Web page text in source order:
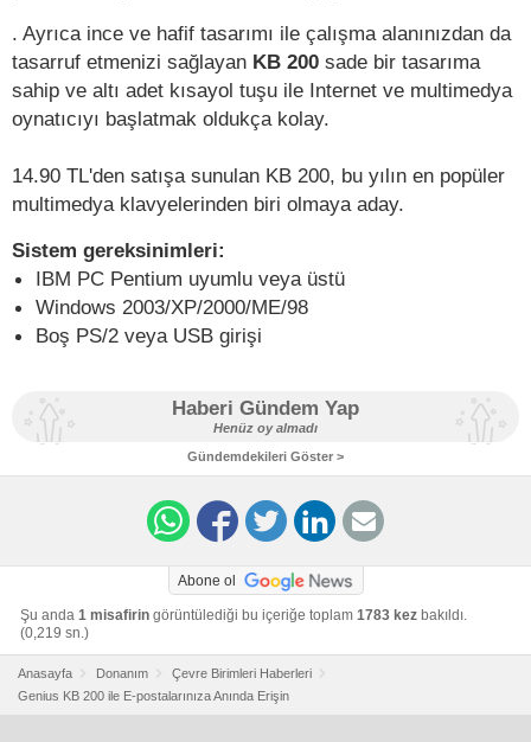
. Ayrıca ince ve hafif tasarımı ile çalışma alanınızdan da
tasarruf etmenizi sağlayan KB 200 sade bir tasarıma
sahip ve altı adet kısayol tuşu ile Internet ve multimedya
oynatıcıyı başlatmak oldukça kolay.
14.90 TL'den satışa sunulan KB 200, bu yılın en popüler
multimedya klavyelerinden biri olmaya aday.
Sistem gereksinimleri:
IBM PC Pentium uyumlu veya üstü
Windows 2003/XP/2000/ME/98
Boş PS/2 veya USB girişi
Haberi Gündem Yap
Henüz oy almadı
Gündemdekileri Göster >
Abone ol
Şu anda 1 misafirin görüntülediği bu içeriğe toplam 1783 kez bakıldı.
(0,219 sn.)
Anasayfa Donanım
Çevre Birimleri Haberleri
Genius KB 200 ile E-postalarınıza Anında Erişin